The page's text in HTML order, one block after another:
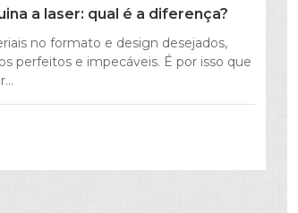
a laser: qual é a diferença?
no formato e design desejados,
perfeitos e impecáveis. É por isso que